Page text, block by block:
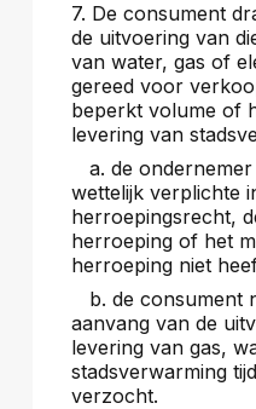
7. De consument
de uitvoering van
van water, gas of
gereed voor
beperkt volume of
levering van
a. de
wettelijk verplichte
herroepingsrecht,
herroeping of het
herroeping niet
b. de consument
aanvang van de
levering van gas,
stadsverwarming
verzocht.